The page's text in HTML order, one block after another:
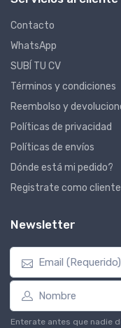
Contacto
WhatsApp
SUBÍ TU CV
Términos y condiciones
Reembolso y
Políticas de privacidad
Políticas de envíos
Dónde está mi pedido?
Registrate como cliente
Newsletter
Enterate antes que nadie